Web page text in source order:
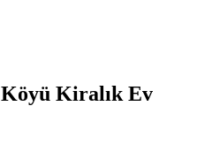
Köyü Kiralık Ev